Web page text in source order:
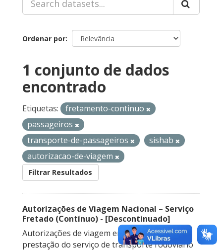
Ordenar por
1 conjunto de dados
encontrado
Etiquetas:
fretamento-continuo
passageiros
transporte-de-passageiros
sishab
autorizacao-de-viagem
Filtrar Resultados
Autorizações de Viagem Nacional – Serviço
Fretado (Contínuo) - [Descontinuado]
Autorizações de viagem emitidas para a
prestação do serviço de transporte rodoviário